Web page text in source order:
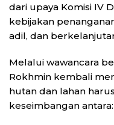
dari upaya Komisi IV
kebijakan
adil, dan
Melalui wawancara
Rokhmin kembali
hutan dan lahan
keseimbangan antara: